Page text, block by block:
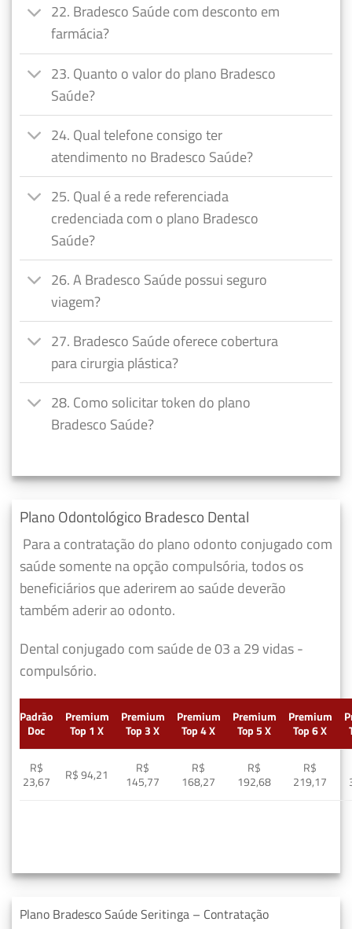
22. Bradesco Saúde com desconto em
farmácia?
23. Quanto o valor do plano Bradesco
Saúde?
24. Qual telefone consigo ter
atendimento no Bradesco Saúde?
25. Qual é a rede referenciada
credenciada com o plano Bradesco
Saúde?
26. A Bradesco Saúde possui seguro
viagem?
27. Bradesco Saúde oferece cobertura
para cirurgia plástica?
28. Como solicitar token do plano
Bradesco Saúde?
Plano Odontológico Bradesco Dental
Para a contratação do plano odonto conjugado com
saúde somente na opção compulsória, todos os
beneficiários que aderirem ao saúde deverão
também aderir ao odonto.
Dental conjugado com saúde de 03 a 29 vidas -
compulsório.
Padrão
Doc
Premium
Top 1 X
Premium
Top 3 X
Premium
Top 4 X
Premium
Top 5 X
Premium
Top 6 X
R$
23,67
R$ 94,21
R$
145,77
R$
168,27
R$
192,68
R$
219,17
Plano Bradesco Saúde Seritinga – Contratação